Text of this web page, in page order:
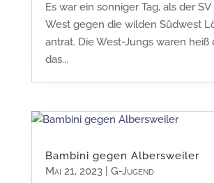
Es war ein sonniger Tag, als der
West gegen die wilden Südwest
antrat. Die West-Jungs waren heiß
das...
Bambini gegen Albersweiler
Mai 21, 2023| G-Jugend